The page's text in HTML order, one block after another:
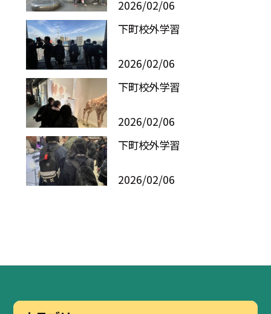
2026/02/06
下町校外学習
2026/02/06
下町校外学習
2026/02/06
下町校外学習
2026/02/06